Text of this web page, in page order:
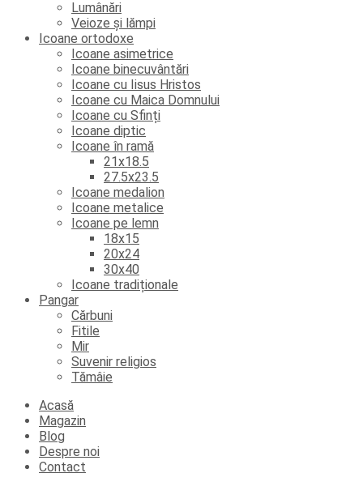
Lumânări
Veioze și lămpi
Icoane ortodoxe
Icoane asimetrice
Icoane binecuvântări
Icoane cu Iisus Hristos
Icoane cu Maica Domnului
Icoane cu Sfinți
Icoane diptic
Icoane în ramă
21x18.5
27.5x23.5
Icoane medalion
Icoane metalice
Icoane pe lemn
18x15
20x24
30x40
Icoane tradiționale
Pangar
Cărbuni
Fitile
Mir
Suvenir religios
Tămâie
Skip
content
Acasă
Magazin
Blog
Despre noi
Contact